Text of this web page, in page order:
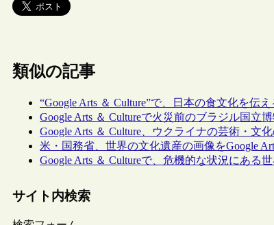
類似の記事
“Google Arts ＆ Culture”で、日本の食文化を伝
Google Arts ＆ Cultureで火災前のブラジル国立
Google Arts ＆ Culture、ウクライナの芸術・文
米・国務省、世界の文化遺産の画像をGoogle
Google Arts ＆ Cultureで、危機的な状況にある
サイト内検索